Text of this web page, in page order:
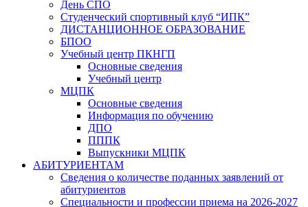
День СПО
Студенческий спортивный клуб “ИПК”
ДИСТАНЦИОННОЕ ОБРАЗОВАНИЕ
БПОО
Учебный центр ПКНГП
Основные сведения
Учебный центр
МЦПК
Основные сведения
Информация по обучению
ДПО
ПППК
Выпускники МЦПК
АБИТУРИЕНТАМ
Сведения о количестве поданных заявлений от
абитуриентов
Специальности и профессии приема на 2026-2027